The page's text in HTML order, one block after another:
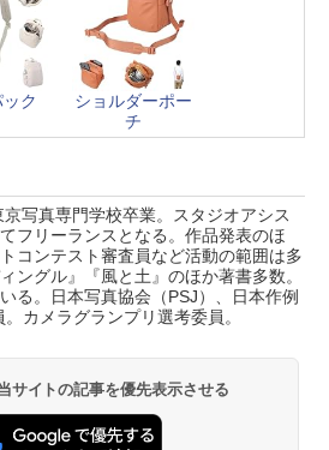
ク
ショルダーポー
チ
写真専門学校卒業。スタジオアシス
フリーランスとなる。作品発表のほ
コンテスト審査員など活動の範囲は多
ングル』『風と土』のほか著書多数。
る。日本写真協会（PSJ）、日本作例
カメラグランプリ選考委員。
サイトの記事を優先表示させる